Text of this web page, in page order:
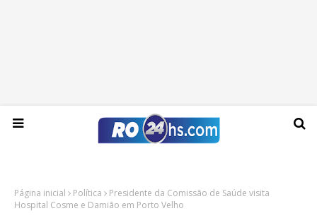
Quinta-feira, 06 de agosto de 2026
Página inicial Política
Presidente da Comissão de Saúde visita
Hospital Cosme e Damião em Porto Velho